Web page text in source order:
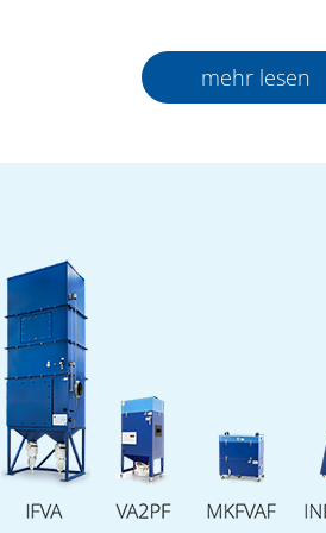
unterstützen und zu fördern.
bei der Ausbildung in
Fertigung und Technik,
und Lehre, von der alle
von Pantron Automation auf
Messe 2025, USA. Aus einem
Austausch zur
hochmodernen
Fuchs Umwelttechnik
strategischer Dialog über
Anforderungen moderner
Möglichkeiten der gezielten
junger Talente.
mehr lesen